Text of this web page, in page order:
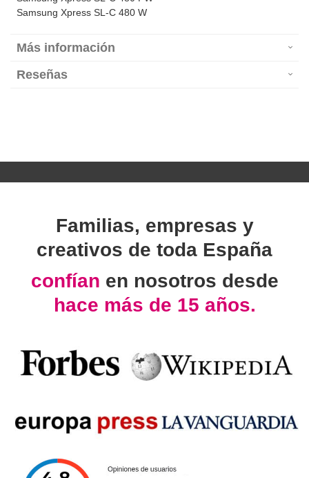
Samsung Xpress SL-C 480 W
Más información
Reseñas
Familias, empresas y
creativos de toda España
confían en nosotros desde
hace más de 15 años.